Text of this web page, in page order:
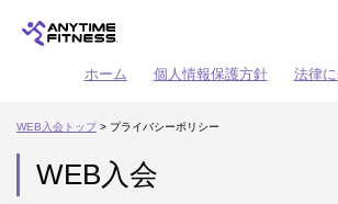
ホーム 個人情報保護方針 法律
WEB入会トップ> プライバシーポリシー
WEB入会